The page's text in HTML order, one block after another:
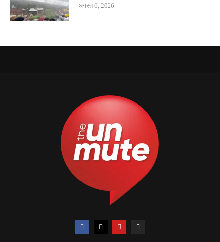
अगस्त 6, 2026